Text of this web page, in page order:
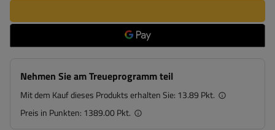
Nehmen Sie am Treueprogramm teil
Mit dem Kauf dieses Produkts erhalten Sie: 13.89 Pkt.
Preis in Punkten: 1389.00 Pkt.